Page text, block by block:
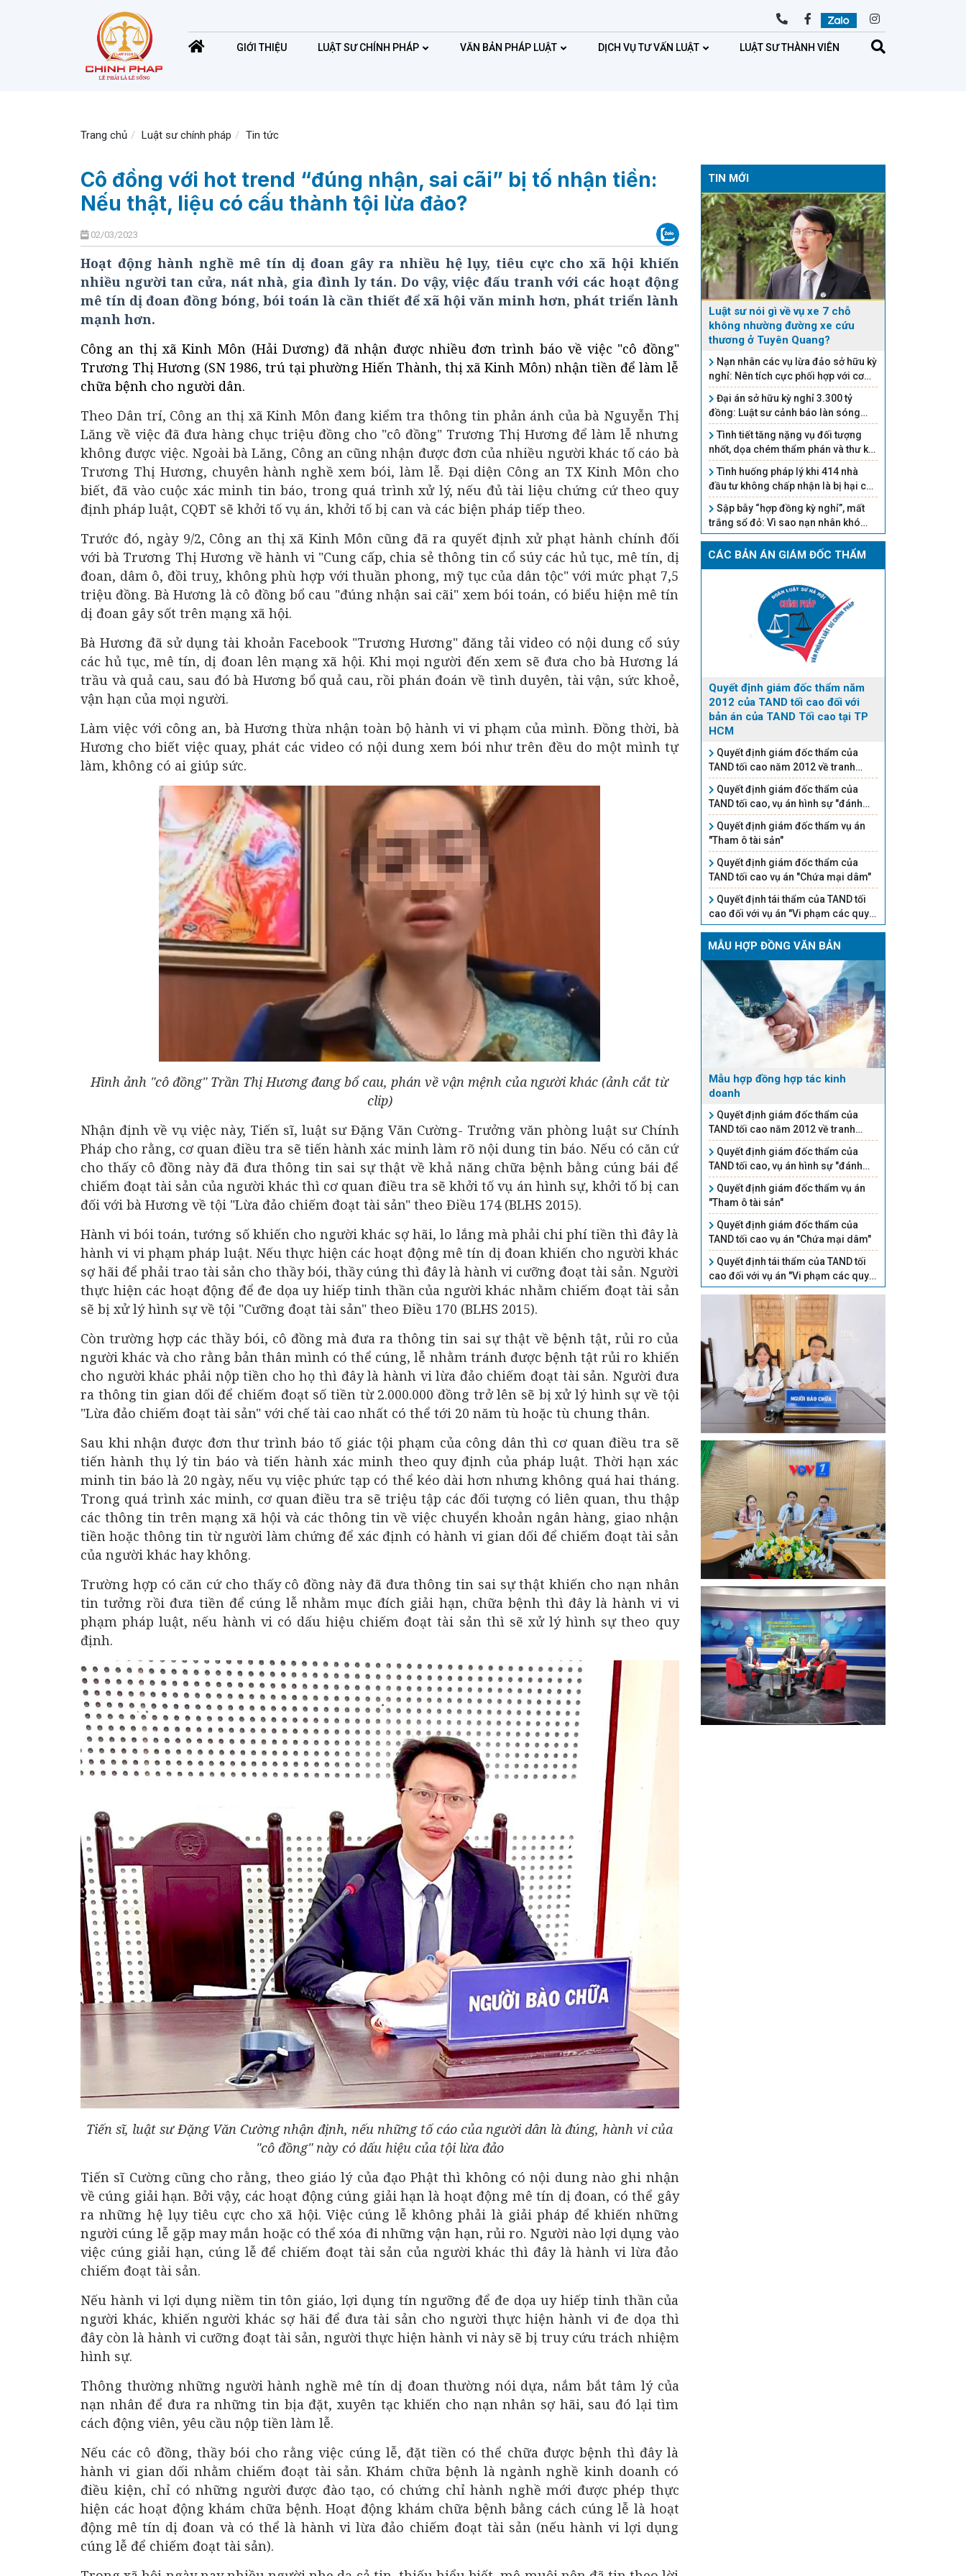
GIỚI THIỆU LUẬT SƯ CHÍNH PHÁP VĂN BẢN PHÁP LUẬT DỊCH VỤ TƯ VẤN LUẬT LUẬT SƯ THÀNH VIÊN
Trang chủ Luật sư chính pháp Tin tức
Cô đồng với hot trend “đúng nhận, sai cãi” bị tố nhận tiền:
Nếu thật, liệu có cấu thành tội lừa đảo?
02/03/2023
Hoạt động hành nghề mê tín dị đoan gây ra nhiều hệ lụy, tiêu cực cho xã hội khiến
nhiều người tan cửa, nát nhà, gia đình ly tán. Do vậy, việc đấu tranh với các hoạt động
mê tín dị đoan đồng bóng, bói toán là cần thiết để xã hội văn minh hơn, phát triển lành
mạnh hơn.
Công an thị xã Kinh Môn (Hải Dương) đã nhận được nhiều đơn trình báo về việc "cô đồng"
Trương Thị Hương (SN 1986, trú tại phường Hiến Thành, thị xã Kinh Môn) nhận tiền để làm lễ
chữa bệnh cho người dân.
Theo Dân trí, Công an thị xã Kinh Môn đang kiểm tra thông tin phản ánh của bà Nguyễn Thị
Lăng về việc đã đưa hàng chục triệu đồng cho "cô đồng" Trương Thị Hương để làm lễ nhưng
không được việc. Ngoài bà Lăng, Công an cũng nhận được đơn của nhiều người khác tố cáo bà
Trương Thị Hương, chuyên hành nghề xem bói, làm lễ. Đại diện Công an TX Kinh Môn cho
biết, đã vào cuộc xác minh tin báo, trong quá trình xử lý, nếu đủ tài liệu chứng cứ theo quy
định pháp luật, CQĐT sẽ khởi tố vụ án, khởi tố bị can và các biện pháp tiếp theo.
Trước đó, ngày 9/2, Công an thị xã Kinh Môn cũng đã ra quyết định xử phạt hành chính đối
với bà Trương Thị Hương về hành vi "Cung cấp, chia sẻ thông tin cổ súy các hủ tục, mê tín, dị
đoan, dâm ô, đồi truỵ, không phù hợp với thuần phong, mỹ tục của dân tộc" với mức phạt 7,5
triệu đồng. Bà Hương là cô đồng bổ cau "đúng nhận sai cãi" xem bói toán, có biểu hiện mê tín
dị đoan gây sốt trên mạng xã hội.
Bà Hương đã sử dụng tài khoản Facebook "Trương Hương" đăng tải video có nội dung cổ súy
các hủ tục, mê tín, dị đoan lên mạng xã hội. Khi mọi người đến xem sẽ đưa cho bà Hương lá
trầu và quả cau, sau đó bà Hương bổ quả cau, rồi phán đoán về tình duyên, tài vận, sức khoẻ,
vận hạn của mọi người.
Làm việc với công an, bà Hương thừa nhận toàn bộ hành vi vi phạm của mình. Đồng thời, bà
Hương cho biết việc quay, phát các video có nội dung xem bói như trên đều do một mình tự
làm, không có ai giúp sức.
Hình ảnh "cô đồng" Trần Thị Hương đang bổ cau, phán về vận mệnh của người khác (ảnh cắt từ
clip)
Nhận định về vụ việc này, Tiến sĩ, luật sư Đặng Văn Cường- Trưởng văn phòng luật sư Chính
Pháp cho rằng, cơ quan điều tra sẽ tiến hành xác minh làm rõ nội dung tin báo. Nếu có căn cứ
cho thấy cô đồng này đã đưa thông tin sai sự thật về khả năng chữa bệnh bằng cúng bái để
chiếm đoạt tài sản của người khác thì cơ quan điều tra sẽ khởi tố vụ án hình sự, khởi tố bị can
đối với bà Hương về tội "Lừa đảo chiếm đoạt tài sản" theo Điều 174 (BLHS 2015).
Hành vi bói toán, tướng số khiến cho người khác sợ hãi, lo lắng mà phải chi phí tiền thì đây là
hành vi vi phạm pháp luật. Nếu thực hiện các hoạt động mê tín dị đoan khiến cho người khác
sợ hãi để phải trao tài sản cho thầy bói, thầy cúng thì đây là hành vi cưỡng đoạt tài sản. Người
thực hiện các hoạt động để đe dọa uy hiếp tinh thần của người khác nhằm chiếm đoạt tài sản
sẽ bị xử lý hình sự về tội "Cưỡng đoạt tài sản" theo Điều 170 (BLHS 2015).
Còn trường hợp các thầy bói, cô đồng mà đưa ra thông tin sai sự thật về bệnh tật, rủi ro của
người khác và cho rằng bản thân mình có thể cúng, lễ nhằm tránh được bệnh tật rủi ro khiến
cho người khác phải nộp tiền cho họ thì đây là hành vi lừa đảo chiếm đoạt tài sản. Người đưa
ra thông tin gian dối để chiếm đoạt số tiền từ 2.000.000 đồng trở lên sẽ bị xử lý hình sự về tội
"Lừa đảo chiếm đoạt tài sản" với chế tài cao nhất có thể tới 20 năm tù hoặc tù chung thân.
Sau khi nhận được đơn thư trình báo tố giác tội phạm của công dân thì cơ quan điều tra sẽ
tiến hành thụ lý tin báo và tiến hành xác minh theo quy định của pháp luật. Thời hạn xác
minh tin báo là 20 ngày, nếu vụ việc phức tạp có thể kéo dài hơn nhưng không quá hai tháng.
Trong quá trình xác minh, cơ quan điều tra sẽ triệu tập các đối tượng có liên quan, thu thập
các thông tin trên mạng xã hội và các thông tin về việc chuyển khoản ngân hàng, giao nhận
tiền hoặc thông tin từ người làm chứng để xác định có hành vi gian dối để chiếm đoạt tài sản
của người khác hay không.
Trường hợp có căn cứ cho thấy cô đồng này đã đưa thông tin sai sự thật khiến cho nạn nhân
tin tưởng rồi đưa tiền để cúng lễ nhằm mục đích giải hạn, chữa bệnh thì đây là hành vi vi
phạm pháp luật, nếu hành vi có dấu hiệu chiếm đoạt tài sản thì sẽ xử lý hình sự theo quy
định.
Tiến sĩ, luật sư Đặng Văn Cường nhận định, nếu những tố cáo của người dân là đúng, hành vi của
"cô đồng" này có dấu hiệu của tội lừa đảo
Tiến sĩ Cường cũng cho rằng, theo giáo lý của đạo Phật thì không có nội dung nào ghi nhận
về cúng giải hạn. Bởi vậy, các hoạt động cúng giải hạn là hoạt động mê tín dị đoan, có thể gây
ra những hệ lụy tiêu cực cho xã hội. Việc cúng lễ không phải là giải pháp để khiến những
người cúng lễ gặp may mắn hoặc có thể xóa đi những vận hạn, rủi ro. Người nào lợi dụng vào
việc cúng giải hạn, cúng lễ để chiếm đoạt tài sản của người khác thì đây là hành vi lừa đảo
chiếm đoạt tài sản.
Nếu hành vi lợi dụng niềm tin tôn giáo, lợi dụng tín ngưỡng để đe dọa uy hiếp tinh thần của
người khác, khiến người khác sợ hãi để đưa tài sản cho người thực hiện hành vi đe dọa thì
đây còn là hành vi cưỡng đoạt tài sản, người thực hiện hành vi này sẽ bị truy cứu trách nhiệm
hình sự.
Thông thường những người hành nghề mê tín dị đoan thường nói dựa, nắm bắt tâm lý của
nạn nhân để đưa ra những tin bịa đặt, xuyên tạc khiến cho nạn nhân sợ hãi, sau đó lại tìm
cách động viên, yêu cầu nộp tiền làm lễ.
Nếu các cô đồng, thầy bói cho rằng việc cúng lễ, đặt tiền có thể chữa được bệnh thì đây là
hành vi gian dối nhằm chiếm đoạt tài sản. Khám chữa bệnh là ngành nghề kinh doanh có
điều kiện, chỉ có những người được đào tạo, có chứng chỉ hành nghề mới được phép thực
hiện các hoạt động khám chữa bệnh. Hoạt động khám chữa bệnh bằng cách cúng lễ là hoạt
động mê tín dị đoan và có thể là hành vi lừa đảo chiếm đoạt tài sản (nếu hành vi lợi dụng
cúng lễ để chiếm đoạt tài sản).
TIN MỚI
Luật sư nói gì về vụ xe 7 chỗ
không nhường đường xe cứu
thương ở Tuyên Quang?
Nạn nhân các vụ lừa đảo sở hữu kỳ
nghỉ: Nên tích cực phối hợp với cơ
quan chức năng để được bảo vệ
quyền lợi
Đại án sở hữu kỳ nghỉ 3.300 tỷ
đồng: Luật sư cảnh báo làn sóng
điều tra có thể mở rộng trong ngành
du lịch
Tình tiết tăng nặng vụ đối tượng
nhốt, dọa chém thẩm phán và thư ký
tòa án
Tình huống pháp lý khi 414 nhà
đầu tư không chấp nhận là bị hại của
Hậu 'pháo'
Sập bẫy “hợp đồng kỳ nghỉ”, mất
trắng sổ đỏ: Vì sao nạn nhân khó
đòi lại?
CÁC BẢN ÁN GIÁM ĐỐC THẨM
Quyết định giám đốc thẩm năm
2012 của TAND tối cao đối với
bản án của TAND Tối cao tại TP
HCM
Quyết định giám đốc thẩm của
TAND tối cao năm 2012 về tranh
chấp quyền sử dụng đất
Quyết định giám đốc thẩm của
TAND tối cao, vụ án hình sự "đánh
bạc"
Quyết định giám đốc thẩm vụ án
"Tham ô tài sản"
Quyết định giám đốc thẩm của
TAND tối cao vụ án "Chứa mại dâm"
Quyết định tái thẩm của TAND tối
cao đối với vụ án "Vi phạm các quy
định về điều khiển phương tiện giao
thông đường bộ"
MẪU HỢP ĐỒNG VĂN BẢN
Mẫu hợp đồng hợp tác kinh
doanh
Quyết định giám đốc thẩm của
TAND tối cao năm 2012 về tranh
chấp quyền sử dụng đất
Quyết định giám đốc thẩm của
TAND tối cao, vụ án hình sự "đánh
bạc"
Quyết định giám đốc thẩm vụ án
"Tham ô tài sản"
Quyết định giám đốc thẩm của
TAND tối cao vụ án "Chứa mại dâm"
Quyết định tái thẩm của TAND tối
cao đối với vụ án "Vi phạm các quy
định về điều khiển phương tiện giao
thông đường bộ"